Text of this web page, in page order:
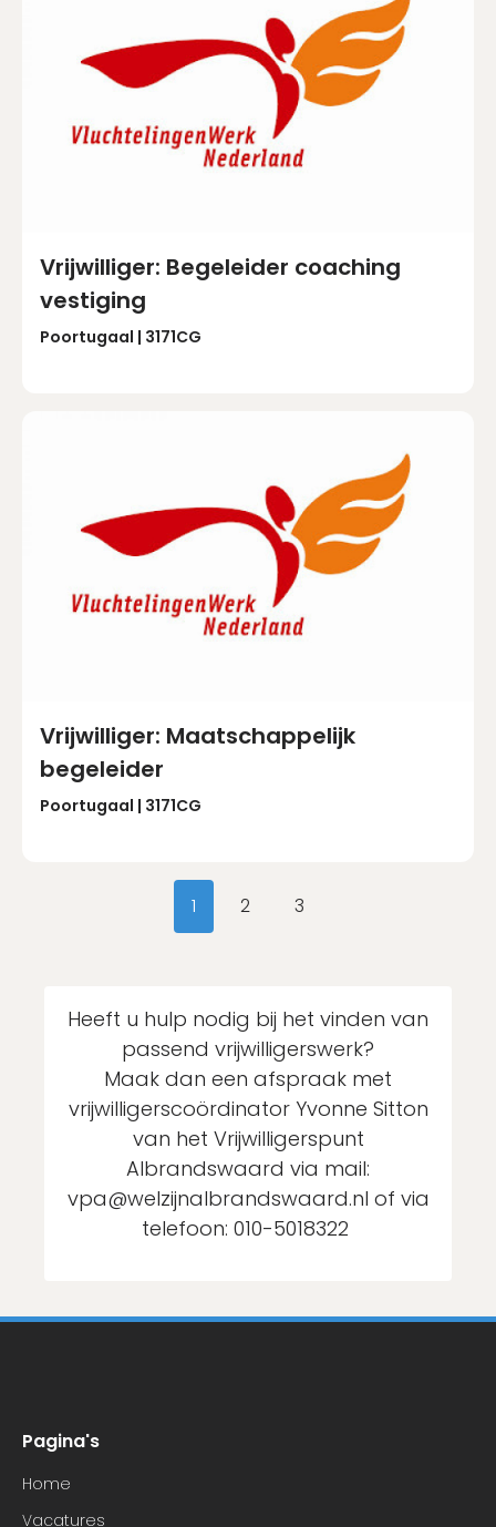
Vrijwilliger: Begeleider coaching
vestiging
Poortugaal | 3171CG
Vrijwilliger: Maatschappelijk
begeleider
Poortugaal | 3171CG
1 2 3
Heeft u hulp nodig bij het vinden van
passend vrijwilligerswerk?
Maak dan een afspraak met
vrijwilligerscoördinator Yvonne Sitton
van het Vrijwilligerspunt
Albrandswaard via mail:
vpa@welzijnalbrandswaard.nl of via
telefoon: 010-5018322
Pagina's
Home
Vacatures